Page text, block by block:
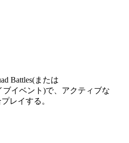
Battles(または
ブイベント)で、アクティブな
レイする。